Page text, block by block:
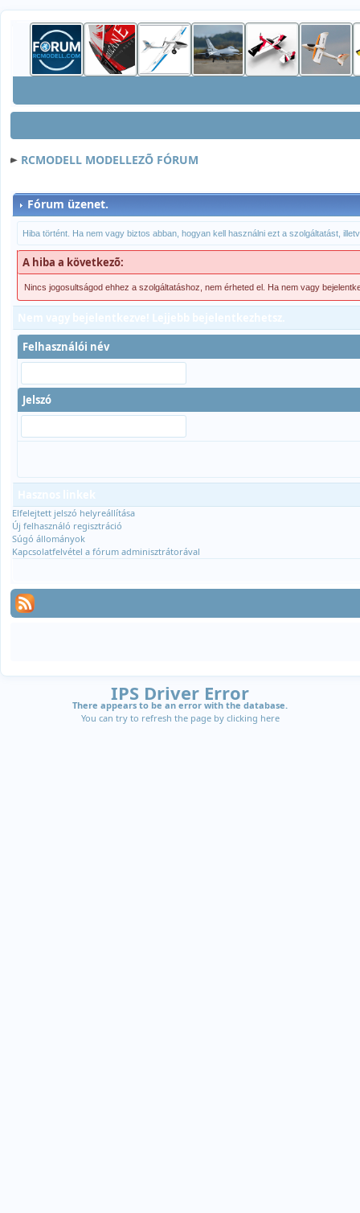
RCMODELL MODELLEZÕ FÓRUM
Fórum üzenet.
Hiba történt. Ha nem vagy biztos abban, hogyan kell használni ezt a szolgáltatást,
A hiba a következõ:
Nincs jogosultságod ehhez a szolgáltatáshoz, nem érheted el. Ha nem vagy
Felhasználói név
Jelszó
Elfelejtett jelszó helyreállítása
Új felhasználó regisztráció
Súgó állományok
Kapcsolatfelvétel a fórum adminisztrátorával
IPS Driver Error
There appears to be an error with the database.
You can try to refresh the page by clicking here